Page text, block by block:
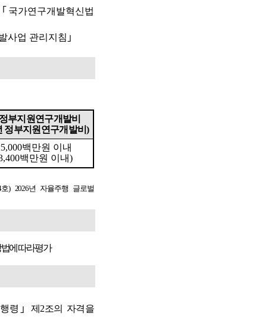
｢ 국가연구개발혁신법
사업 관리지침 ｣
부지원연구개발비
정부지원연구개발비)
백만원 이내
백만원 이내)
호) 2026년 자율주행 글로벌
에 따라 평가
령 ｣제 2조의 자격을